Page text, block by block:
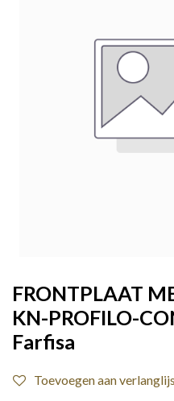
FRONTPLAAT
KN-PROFILO-
Farfisa
Toevoegen aan